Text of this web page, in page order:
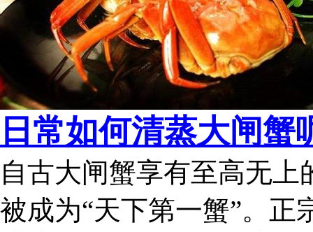
日常如何清蒸大闸蟹
自古大闸蟹享有至高无
被成为“天下第一蟹”。正